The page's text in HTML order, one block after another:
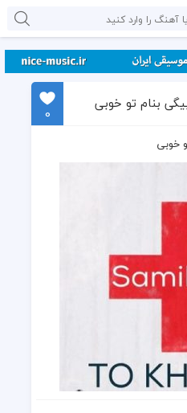
بنام تو خوبی
0
خوبی